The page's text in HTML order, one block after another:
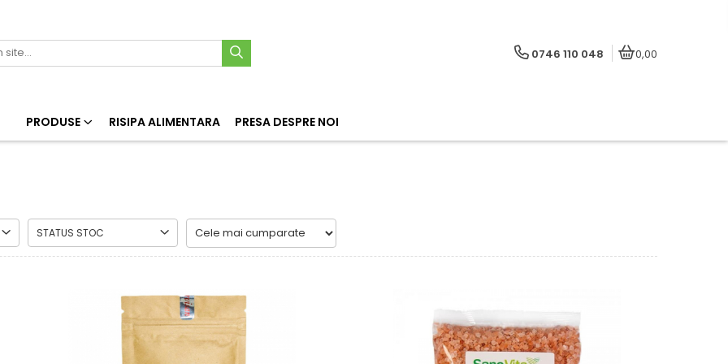
0746 110 048 0,00
PRODUSE RISIPA ALIMENTARA PRESA DESPRE NOI
STATUS STOC